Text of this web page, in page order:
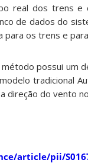
real dos trens e
de dados do
para os trens e
possui um
tradicional
direção do vento
article/pii/